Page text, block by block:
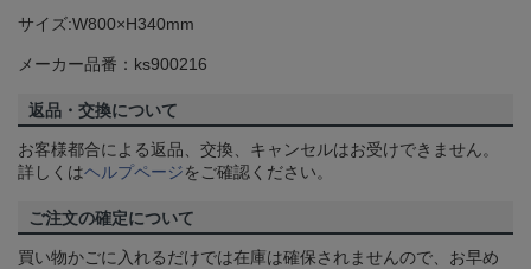
サイズ:W800×H340mm
メーカー品番：ks900216
返品・交換について
お客様都合による返品、交換、キャンセルはお受けできません。
詳しくはヘルプページをご確認ください。
ご注文の確定について
買い物かごに入れるだけでは在庫は確保されませんので、お早め